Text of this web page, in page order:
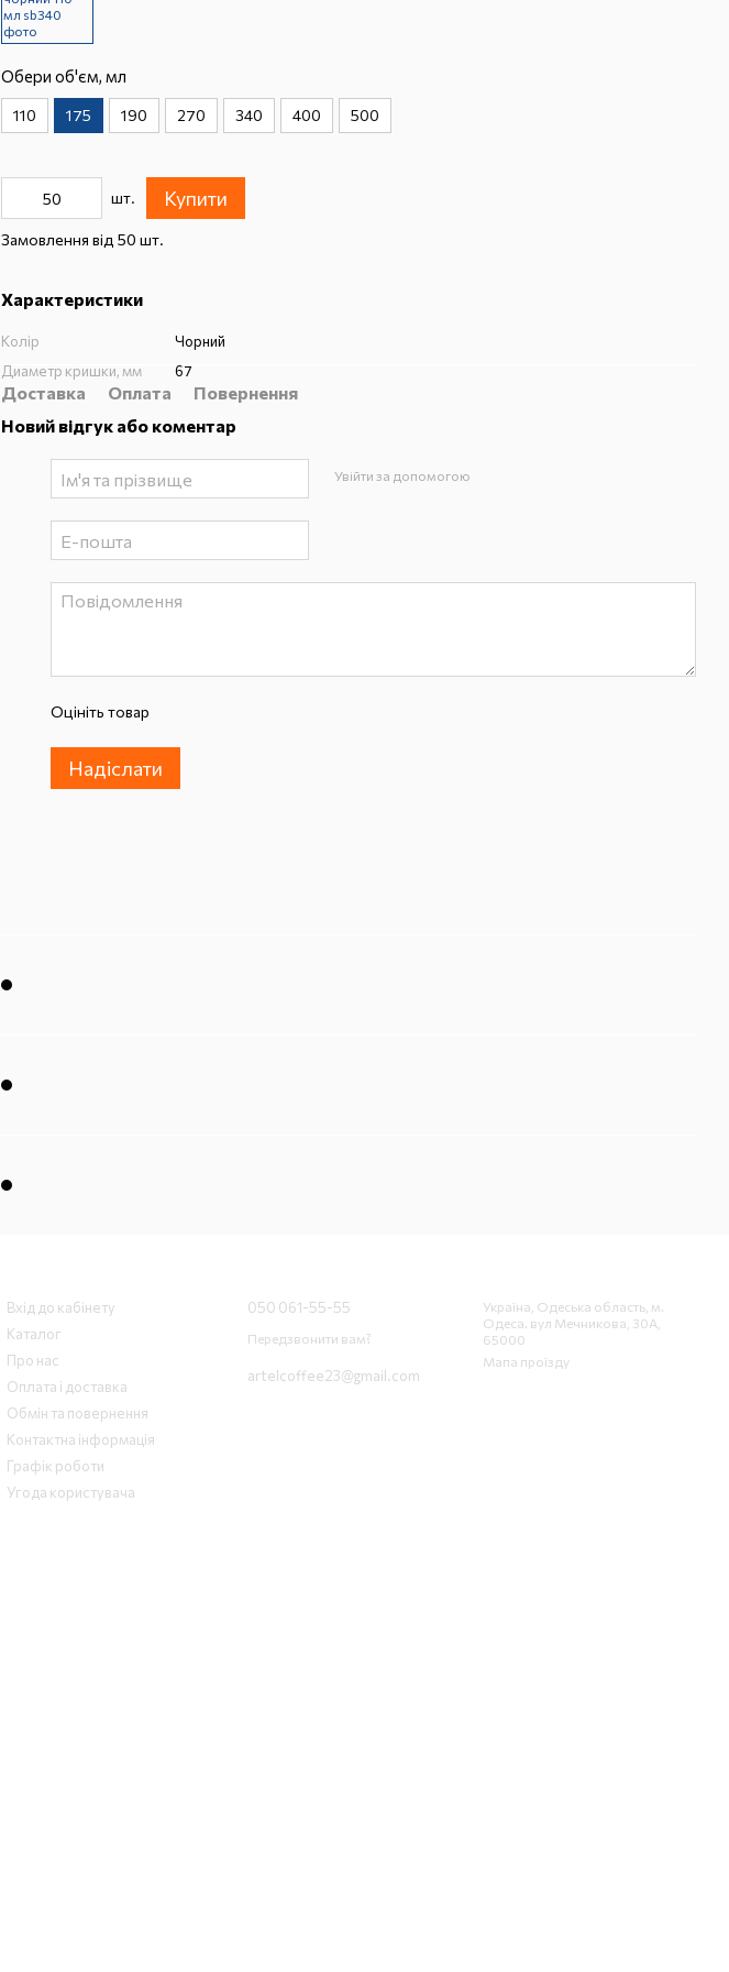
Обери об'єм, мл
110 175 190 270 340 400 500
шт. Купити
Замовлення від 50 шт.
Характеристики
Колір
Чорний
Диаметр кришки, мм
67
Доставка Оплата
Повернення
Новий відгук або коментар
Увійти за допомогою
Оцініть товар
Надіслати
Вхід до кабінету
Каталог
Про нас
Оплата і доставка
Обмін та повернення
Контактна інформація
Графік роботи
Угода користувача
050 061-55-55
Передзвонити вам?
artelcoffee23@gmail.com
Україна, Одеська область, м.
Одеса. вул Мечникова, 30А,
65000
Мапа проїзду